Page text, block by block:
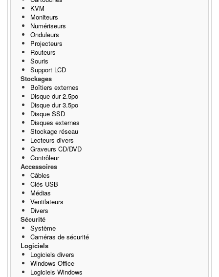
KVM
Moniteurs
Numériseurs
Onduleurs
Projecteurs
Routeurs
Souris
Support LCD
Stockages
Boîtiers externes
Disque dur 2.5po
Disque dur 3.5po
Disque SSD
Disques externes
Stockage réseau
Lecteurs divers
Graveurs CD/DVD
Contrôleur
Accessoires
Câbles
Clés USB
Médias
Ventilateurs
Divers
Sécurité
Système
Caméras de sécurité
Logiciels
Logiciels divers
Windows Office
Logiciels Windows